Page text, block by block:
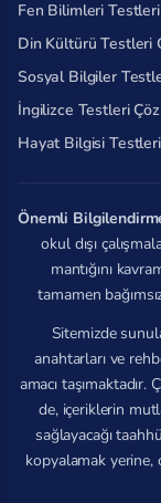
Fen Bilimleri
Din Kültürü Testleri
Sosyal Bilgiler
İngilizce Testleri Çöz
Hayat Bilgisi
Önemli
okul dışı
mantığını
tamamen
Sitemizde
anahtarları ve
amacı
de, içeriklerin
sağlayacağı
kopyalamak yerine,